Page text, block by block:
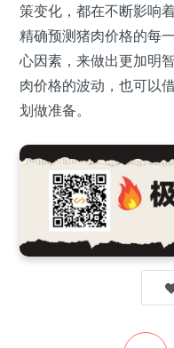
策变化，都在不断影响
精确预测猪肉价格的每
心因素，来做出更加明
肉价格的波动，也可以
划做准备。